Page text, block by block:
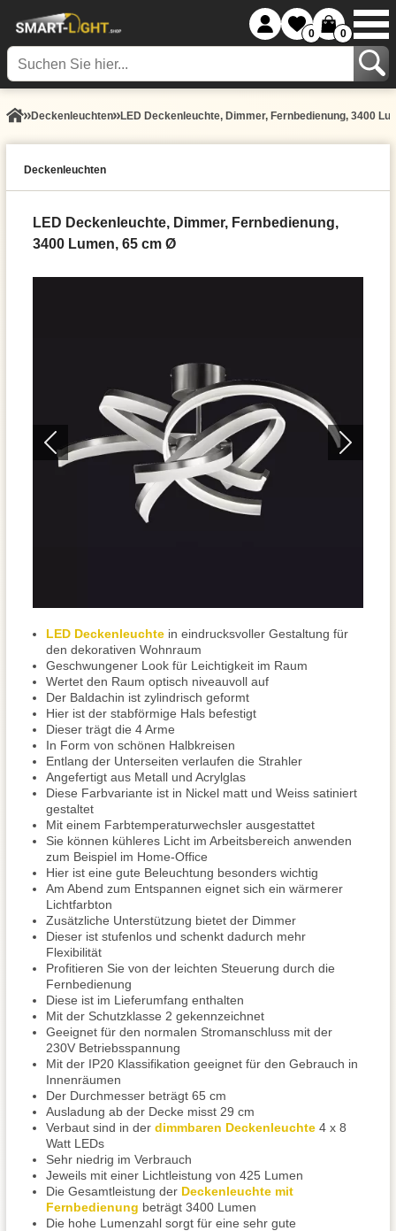
0 0
Decken­leuchten LED Deckenleuchte, Dimmer, Fernbedienung, 3400
Decken­leuchten
LED Deckenleuchte, Dimmer, Fernbedienung,
3400 Lumen, 65 cm Ø
LED Deckenleuchte in eindrucksvoller Gestaltung für
den dekorativen Wohnraum
Geschwungener Look für Leichtigkeit im Raum
Wertet den Raum optisch niveauvoll auf
Der Baldachin ist zylindrisch geformt
Hier ist der stabförmige Hals befestigt
Dieser trägt die 4 Arme
In Form von schönen Halbkreisen
Entlang der Unterseiten verlaufen die Strahler
Angefertigt aus Metall und Acrylglas
Diese Farbvariante ist in Nickel matt und Weiss satiniert
gestaltet
Mit einem Farbtemperaturwechsler ausgestattet
Sie können kühleres Licht im Arbeitsbereich anwenden
zum Beispiel im Home-Office
Hier ist eine gute Beleuchtung besonders wichtig
Am Abend zum Entspannen eignet sich ein wärmerer
Lichtfarbton
Zusätzliche Unterstützung bietet der Dimmer
Dieser ist stufenlos und schenkt dadurch mehr
Flexibilität
Profitieren Sie von der leichten Steuerung durch die
Fernbedienung
Diese ist im Lieferumfang enthalten
Mit der Schutzklasse 2 gekennzeichnet
Geeignet für den normalen Stromanschluss mit der
230V Betriebsspannung
Mit der IP20 Klassifikation geeignet für den Gebrauch in
Innenräumen
Der Durchmesser beträgt 65 cm
Ausladung ab der Decke misst 29 cm
Verbaut sind in der dimmbaren Deckenleuchte 4 x 8
Watt LEDs
Sehr niedrig im Verbrauch
Jeweils mit einer Lichtleistung von 425 Lumen
Die Gesamtleistung der Deckenleuchte mit
Fernbedienung beträgt 3400 Lumen
Die hohe Lumenzahl sorgt für eine sehr gute